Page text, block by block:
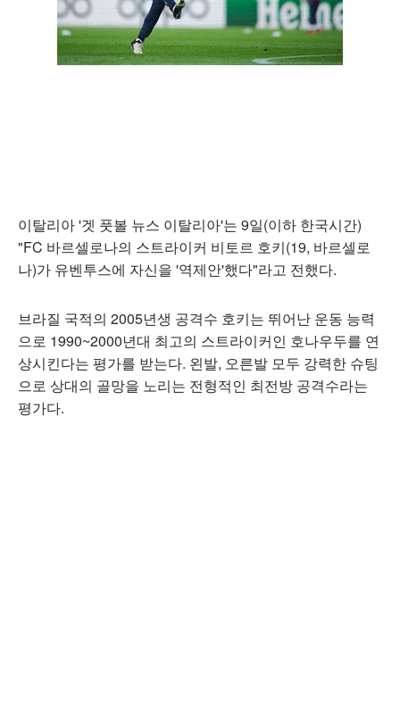
이탈리아 '겟 풋볼 뉴스 이탈리아'는 9일(이하 한국시간)
"FC 바르셀로나의 스트라이커 비토르 호키(19, 바르셀로
나)가 유벤투스에 자신을 '역제안'했다"라고 전했다.
브라질 국적의 2005년생 공격수 호키는 뛰어난 운동 능력
으로 1990~2000년대 최고의 스트라이커인 호나우두를 연
상시킨다는 평가를 받는다. 왼발, 오른발 모두 강력한 슈팅
으로 상대의 골망을 노리는 전형적인 최전방 공격수라는
평가다.